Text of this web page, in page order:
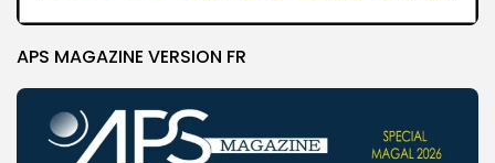
APS MAGAZINE VERSION FR